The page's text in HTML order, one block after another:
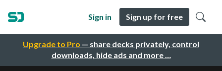
Upgrade to Pro — share decks privately, control
downloads, hide ads and more …
Sign in Sign up for free